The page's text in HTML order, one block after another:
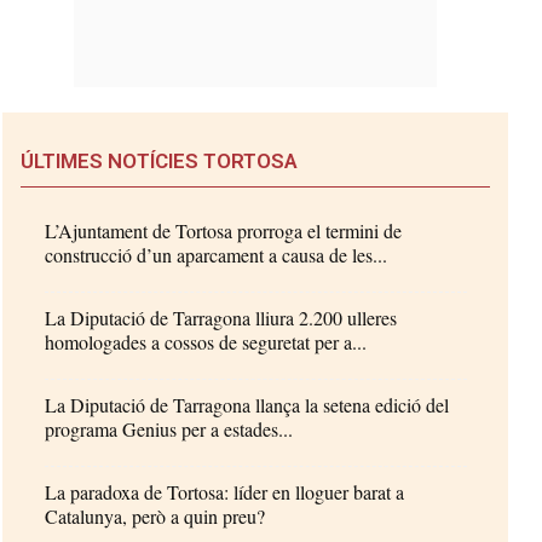
ÚLTIMES NOTÍCIES TORTOSA
L’Ajuntament de Tortosa prorroga el termini de
construcció d’un aparcament a causa de les...
La Diputació de Tarragona lliura 2.200 ulleres
homologades a cossos de seguretat per a...
La Diputació de Tarragona llança la setena edició del
programa Genius per a estades...
La paradoxa de Tortosa: líder en lloguer barat a
Catalunya, però a quin preu?